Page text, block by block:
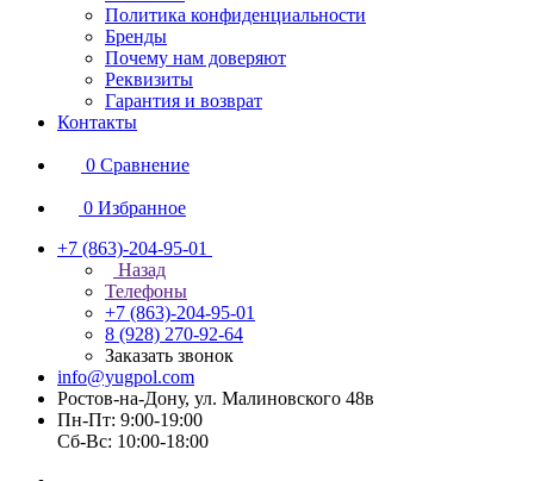
Политика конфиденциальности
Бренды
Почему нам доверяют
Реквизиты
Гарантия и возврат
Контакты
0 Сравнение
0 Избранное
+7 (863)-204-95-01
Назад
Телефоны
+7 (863)-204-95-01
8 (928) 270-92-64
Заказать звонок
info@yugpol.com
Ростов-на-Дону, ул. Малиновского 48в
Пн-Пт: 9:00-19:00
Cб-Вс: 10:00-18:00